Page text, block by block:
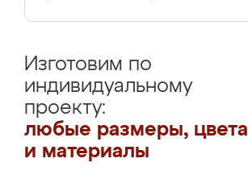
Изготовим по
индивидуальному
проекту:
любые размеры, цвета
и материалы